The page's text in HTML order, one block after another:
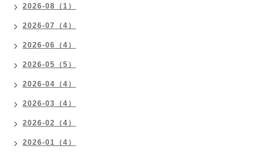
2026-08（1）
2026-07（4）
2026-06（4）
2026-05（5）
2026-04（4）
2026-03（4）
2026-02（4）
2026-01（4）